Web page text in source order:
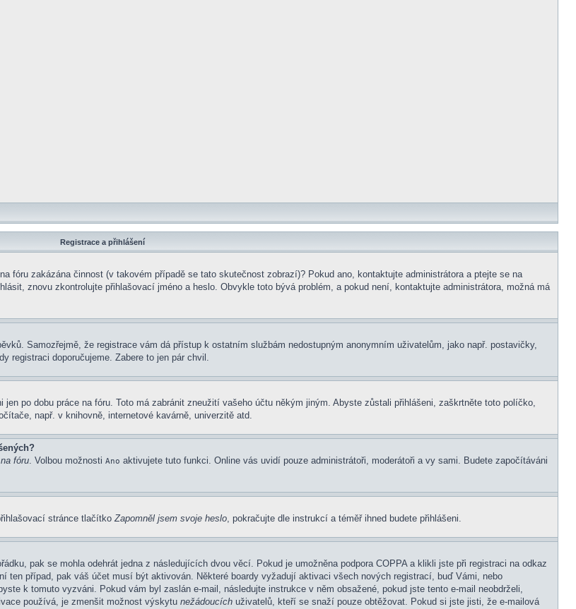
Registrace a přihlášení
fóru zakázána činnost (v takovém případě se tato skutečnost zobrazí)? Pokud ano, kontaktujte administrátora a ptejte se na
znovu zkontrolujte přihlašovací jméno a heslo. Obvykle toto bývá problém, a pokud není, kontaktujte administrátora, možná má
Samozřejmě, že registrace vám dá přístup k ostatním službám nedostupným anonymním uživatelům, jako např. postavičky,
registraci doporučujeme. Zabere to jen pár chvil.
jen po dobu práce na fóru. Toto má zabránit zneužití vašeho účtu někým jiným. Abyste zůstali přihlášeni, zaškrtněte toto políčko,
např. v knihovně, internetové kavárně, univerzitě atd.
fóru. Volbou možnosti Ano aktivujete tuto funkci. Online vás uvidí pouze administrátoři, moderátoři a vy sami. Budete započítáváni
stránce tlačítkoZapomněl jsem svoje heslo, pokračujte dle instrukcí a téměř ihned budete přihlášeni.
pak se mohla odehrát jedna z následujících dvou věcí. Pokud je umožněna podpora COPPA a klikli jste při registraci na odkaz
ten případ, pak váš účet musí být aktivován. Některé boardy vyžadují aktivaci všech nových registrací, buď Vámi, nebo
k tomuto vyzváni. Pokud vám byl zaslán e-mail, následujte instrukce v něm obsažené, pokud jste tento e-mail neobdrželi,
používá, je zmenšit možnost výskytu nežádoucích uživatelů, kteří se snaží pouze obtěžovat. Pokud si jste jisti, že e-mailová